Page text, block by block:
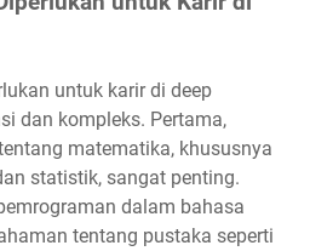
untuk karir di deep
dan kompleks. Pertama,
matematika, khususnya
statistik, sangat penting.
dalam bahasa
tentang pustaka seperti